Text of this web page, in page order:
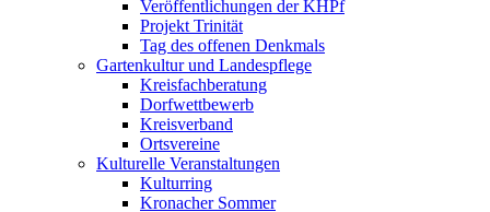
Veröffentlichungen der KHPf
Projekt Trinität
Tag des offenen Denkmals
Gartenkultur und Landespflege
Kreisfachberatung
Dorfwettbewerb
Kreisverband
Ortsvereine
Kulturelle Veranstaltungen
Kulturring
Kronacher Sommer